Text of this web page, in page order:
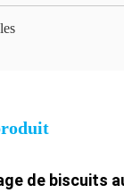
de biscuits